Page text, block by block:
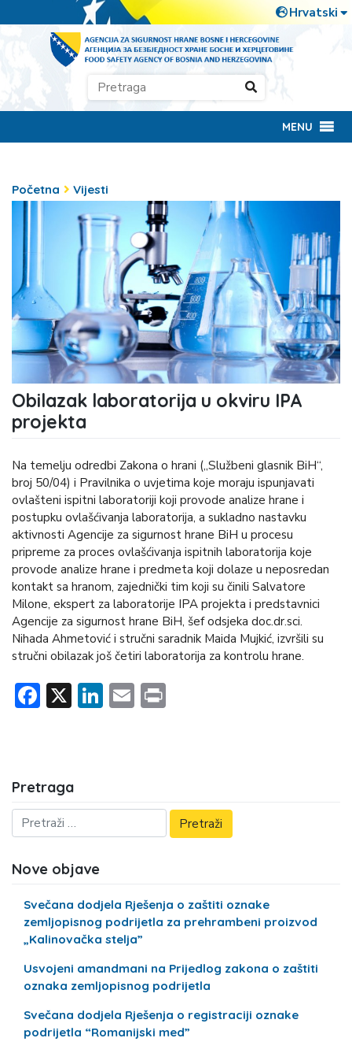
MENU
Početna Vijesti
Obilazak laboratorija u okviru IPA
projekta
Na temelju odredbi Zakona o hrani („Službeni glasnik BiH“,
broj 50/04) i Pravilnika o uvjetima koje moraju ispunjavati
ovlašteni ispitni laboratoriji koji provode analize hrane i
postupku ovlašćivanja laboratorija, a sukladno nastavku
aktivnosti Agencije za sigurnost hrane BiH u procesu
pripreme za proces ovlašćivanja ispitnih laboratorija koje
provode analize hrane i predmeta koji dolaze u neposredan
kontakt sa hranom, zajednički tim koji su činili Salvatore
Milone, ekspert za laboratorije IPA projekta i predstavnici
Agencije za sigurnost hrane BiH, šef odsjeka doc.dr.sci.
Nihada Ahmetović i stručni saradnik Maida Mujkić, izvršili su
stručni obilazak još četiri laboratorija za kontrolu hrane.
Facebook
X LinkedIn
Email
Pretraga
Nove objave
Svečana dodjela Rješenja o zaštiti oznake
zemljopisnog podrijetla za prehrambeni proizvod
„Kalinovačka stelja”
Usvojeni amandmani na Prijedlog zakona o zaštiti
oznaka zemljopisnog podrijetla
Svečana dodjela Rješenja o registraciji oznake
podrijetla “Romanijski med”